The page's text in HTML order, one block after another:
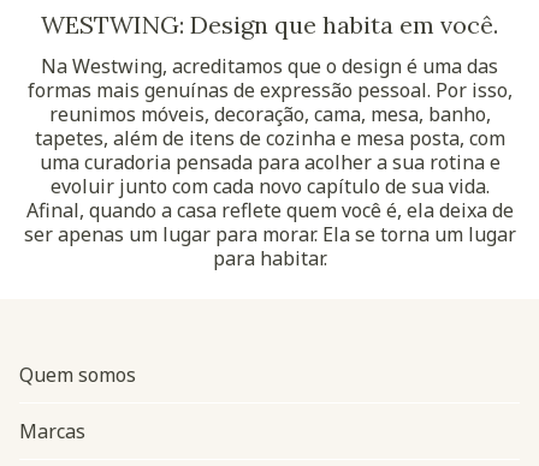
WESTWING: Design que habita em você.
Na Westwing, acreditamos que o design é uma das
formas mais genuínas de expressão pessoal. Por isso,
reunimos móveis, decoração, cama, mesa, banho,
tapetes, além de itens de cozinha e mesa posta, com
uma curadoria pensada para acolher a sua rotina e
evoluir junto com cada novo capítulo de sua vida.
Afinal, quando a casa reflete quem você é, ela deixa de
ser apenas um lugar para morar. Ela se torna um lugar
para habitar.
Quem somos
Marcas